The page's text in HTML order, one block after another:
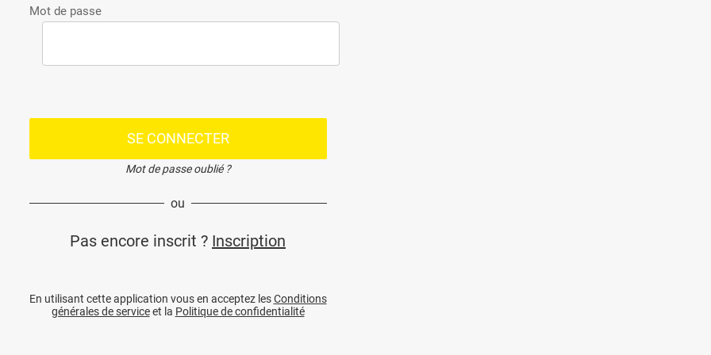
Mot de passe
SE CONNECTER
Mot de passe oublié ?
ou
Pas encore inscrit ? Inscription
En utilisant cette application vous en acceptez lesConditions
générales de serviceet la Politique de confidentialité